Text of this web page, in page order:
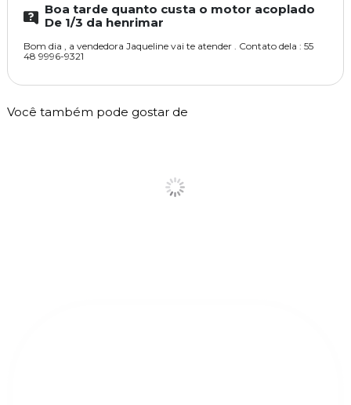
Boa tarde quanto custa o motor acoplado
De 1/3 da henrimar
Bom dia , a vendedora Jaqueline vai te atender . Contato dela : 55
48 9996-9321
Você também pode gostar de